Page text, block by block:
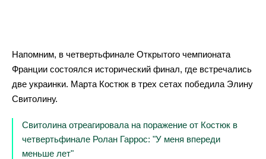
Напомним, в четвертьфинале Открытого чемпионата
Франции состоялся исторический финал, где встречались
две украинки. Марта Костюк в трех сетах победила Элину
Свитолину.
Свитолина отреагировала на поражение от Костюк в
четвертьфинале Ролан Гаррос: "У меня впереди
меньше лет"